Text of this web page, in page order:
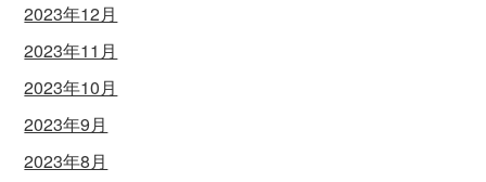
2023年12月
2023年11月
2023年10月
2023年9月
2023年8月